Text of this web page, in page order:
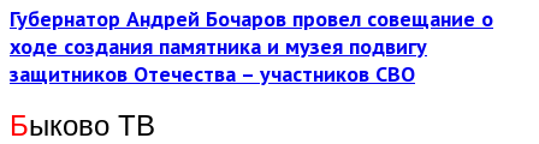
Губернатор Андрей Бочаров провел совещание о
ходе создания памятника и музея подвигу
защитников Отечества – участников СВО
Быково ТВ